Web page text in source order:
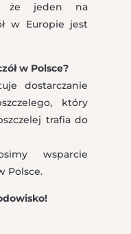
że jeden na
w Europie jest
w Polsce?
dostarczanie
który
trafia do
wsparcie
Polsce.